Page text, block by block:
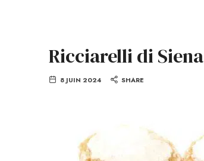
Ricciarelli di Siena
8 JUIN 2024 SHARE